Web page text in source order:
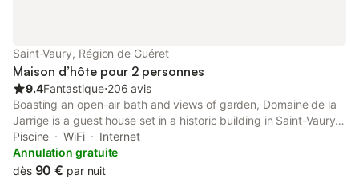
Saint-Vaury, Région de Guéret
Maison d’hôte pour 2 personnes
9.4Fantastique⋅206 avis
Boasting an open-air bath and views of garden, Domaine de la
Jarrige is a guest house set in a historic building in Saint-Vaury,
41 km from National Golf. This property offers access to a
terrace and free private parking.
Piscine WiFi
Internet
Annulation gratuite
dès 90 € par nuit